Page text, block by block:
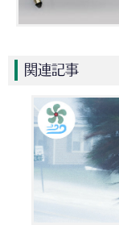
関連記事